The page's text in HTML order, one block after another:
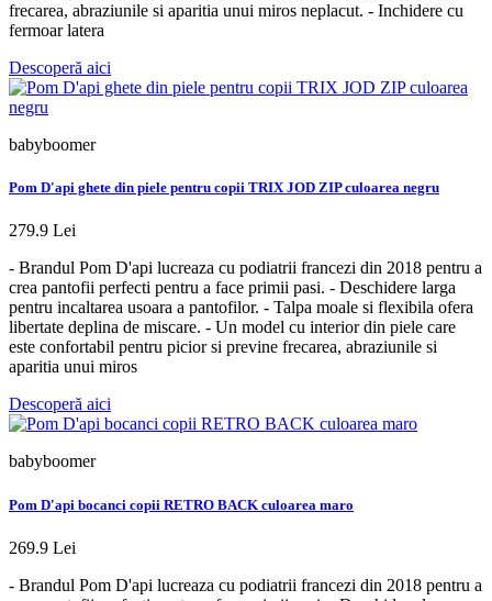
frecarea, abraziunile si aparitia unui miros neplacut. - Inchidere cu
fermoar latera
Descoperă aici
babyboomer
Pom D'api ghete din piele pentru copii TRIX JOD ZIP culoarea negru
279.9 Lei
- Brandul Pom D'api lucreaza cu podiatrii francezi din 2018 pentru a
crea pantofii perfecti pentru a face primii pasi. - Deschidere larga
pentru incaltarea usoara a pantofilor. - Talpa moale si flexibila ofera
libertate deplina de miscare. - Un model cu interior din piele care
este confortabil pentru picior si previne frecarea, abraziunile si
aparitia unui miros
Descoperă aici
babyboomer
Pom D'api bocanci copii RETRO BACK culoarea maro
269.9 Lei
- Brandul Pom D'api lucreaza cu podiatrii francezi din 2018 pentru a